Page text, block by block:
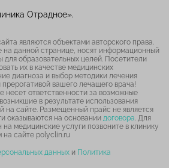
Отрадное».
являются объектами авторского права.
данной странице, носят информационный
для образовательных целей. Посетители
их в качестве медицинских
диагноза и выбор методики лечения
вашего лечащего врача!
несет ответственности за возможные
в результате использования
на сайте. Размещенный прайс не является
оказываются на основании договора . Для
на медицинские услуги позвоните в клинику
на сайте polyclin.ru
данных и Политика